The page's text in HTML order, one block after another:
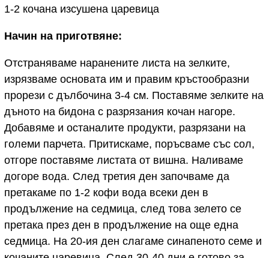
1-2 кочана изсушена царевица
Начин на приготвяне:
Отстраняваме наранените листа на зелките,
изрязваме основата им и правим кръстообразни
прорези с дълбочина 3-4 см. Поставяме зелките на
дъното на бидона с разрязания кочан нагоре.
Добавяме и останалите продукти, разрязани на
големи парчета. Притискаме, поръсваме със сол,
отгоре поставяме листата от вишна. Наливаме
догоре вода. След третия ден започваме да
претакаме по 1-2 кофи вода всеки ден в
продължение на седмица, след това зелето се
претака през ден в продължение на още една
седмица. На 20-ия ден слагаме синапеното семе и